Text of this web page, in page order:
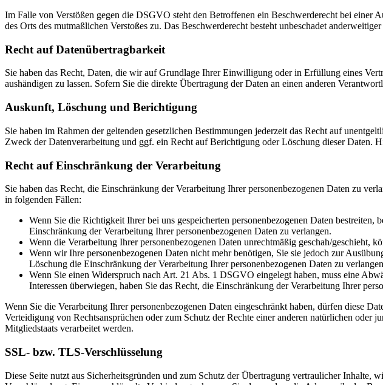
Im Falle von Verstößen gegen die DSGVO steht den Betroffenen ein Beschwerderecht bei einer
des Orts des mutmaßlichen Verstoßes zu. Das Beschwerderecht besteht unbeschadet
Recht auf Daten­übertrag­barkeit
Sie haben das Recht, Daten, die wir auf Grundlage Ihrer Einwilligung oder in Erfüllung eines
aushändigen zu lassen. Sofern Sie die direkte Übertragung der Daten an einen anderen
Auskunft, Löschung und Berichtigung
Sie haben im Rahmen der geltenden gesetzlichen Bestimmungen jederzeit das Recht auf
Zweck der Datenverarbeitung und ggf. ein Recht auf Berichtigung oder Löschung dieser Daten.
Recht auf Einschränkung der Verarbeitung
Sie haben das Recht, die Einschränkung der Verarbeitung Ihrer personenbezogenen Daten zu
in folgenden Fällen:
Wenn Sie die Richtigkeit Ihrer bei uns gespeicherten personenbezogenen Daten
Einschränkung der Verarbeitung Ihrer personenbezogenen Daten zu verlangen.
Wenn die Verarbeitung Ihrer personenbezogenen Daten unrechtmäßig geschah/geschieht,
Wenn wir Ihre personenbezogenen Daten nicht mehr benötigen, Sie sie jedoch zur
Löschung die Einschränkung der Verarbeitung Ihrer personenbezogenen Daten zu
Wenn Sie einen Widerspruch nach Art. 21 Abs. 1 DSGVO eingelegt haben, muss eine
Interessen überwiegen, haben Sie das Recht, die Einschränkung der Verarbeitung Ihrer
Wenn Sie die Verarbeitung Ihrer personenbezogenen Daten eingeschränkt haben, dürfen diese
Verteidigung von Rechtsansprüchen oder zum Schutz der Rechte einer anderen natürlichen
Mitgliedstaats verarbeitet werden.
SSL- bzw. TLS-Verschlüsselung
Diese Seite nutzt aus Sicherheitsgründen und zum Schutz der Übertragung vertraulicher